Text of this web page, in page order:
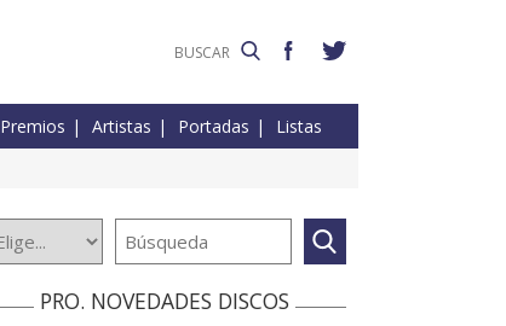
Premios Artistas Portadas Listas
PRO. NOVEDADES DISCOS